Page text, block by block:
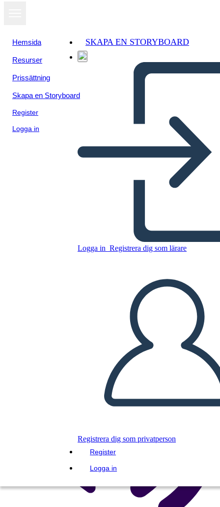
Hemsida
Resurser
Prissättning
Skapa en Storyboard
Register
Logga in
SKAPA EN STORYBOARD
Logga in Registrera dig som lärare
Registrera dig som privatperson
Register
Logga in
Impostazione dei Rifugiati
SKAPA EN STORYBOARD
SPELA UPP BILDSPEL
LÄS FÖR MIG